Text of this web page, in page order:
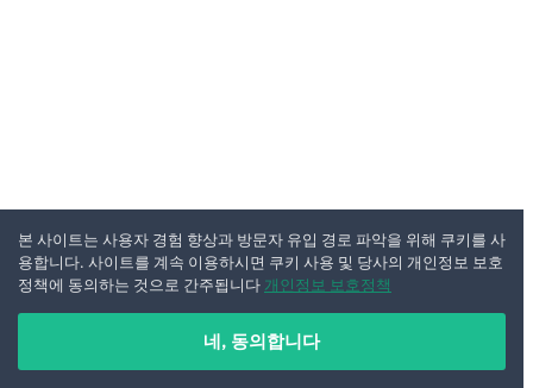
본 사이트는 사용자 경험 향상과 방문자 유입 경로 파악을 위해 쿠키를 사
용합니다. 사이트를 계속 이용하시면 쿠키 사용 및 당사의 개인정보 보호
정책에 동의하는 것으로 간주됩니다 개인정보 보호정책
네, 동의합니다